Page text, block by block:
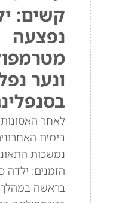
קשים:
נפצעה
ונער
לאחר
בימים
נמשכות
בראשה